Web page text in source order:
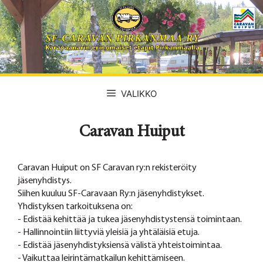
Siirry
sisältöön
VALIKKO
Caravan Huiput
Caravan Huiput on SF Caravan ry:n rekisteröity
jäsenyhdistys.
Siihen kuuluu SF-Caravaan Ry:n jäsenyhdistykset.
Yhdistyksen tarkoituksena on:
- Edistää kehittää ja tukea jäsenyhdistystensä toimintaan.
- Hallinnointiin liittyviä yleisiä ja yhtäläisiä etuja.
- Edistää jäsenyhdistyksiensä välistä yhteistoimintaa.
- Vaikuttaa leirintämatkailun kehittämiseen.